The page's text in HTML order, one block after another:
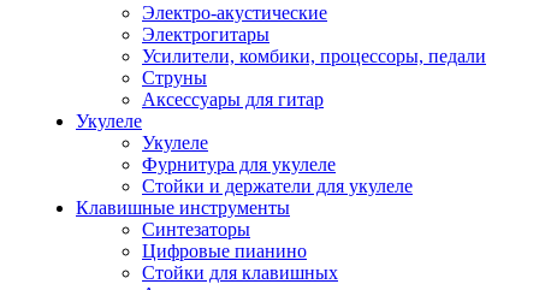
Электро-акустические
Электрогитары
Усилители, комбики, процессоры, педали
Струны
Аксессуары для гитар
Укулеле
Укулеле
Фурнитура для укулеле
Стойки и держатели для укулеле
Клавишные инструменты
Синтезаторы
Цифровые пианино
Стойки для клавишных